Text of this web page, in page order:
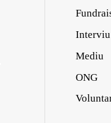
Interviu
Mediu
ONG